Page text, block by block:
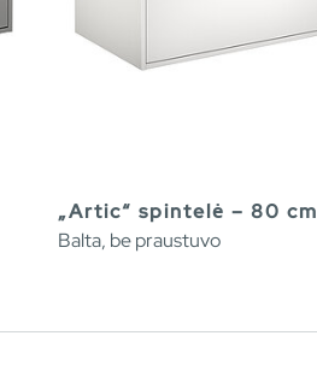
„Artic“ spintelė – 80 cm
Balta, be praustuvo